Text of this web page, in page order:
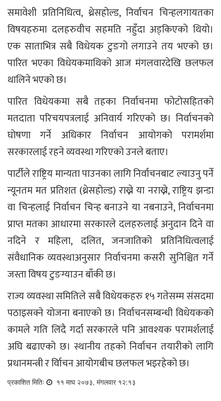
समावेशी प्रतिनिधित्व, थ्रेसहोल्ड, निर्वाचन चिन्हलगायतका
विषयहरुमा दलहरुवीच सहमति नहुँदा अड्किएको थियो।
एक साताभित्र सबै विधेयक टुङगो लगाउने तय भएको छ।
पारित भएका विधेयकमाथिको आज मंगलवारदेखि छलफल
थालिने भएको छ।
पारित विधेयकमा सबै तहका निर्वाचनमा फोटोसहितको
मतदाता परिचयपत्रलाई अनिवार्य गरिएको छ। निर्वाचनको
घोषणा गर्ने अधिकार निर्वाचन आयोगको परामर्शमा
सरकारलाई रहने व्यवस्था गरिएको उनले बताए।
पार्टीले राष्ट्रिय मान्यता पाउनका लागि निर्वाचनबाट ल्याउनु पर्ने
न्यूनतम मत प्रतिशत (थ्रेसहोल्ड) राख्ने या नराख्ने, राष्ट्रिय झन्डा
वा चिन्हलाई निर्वाचन चिन्ह बनाउने या नबनाउने, निर्वाचनमा
प्राप्त मतका आधारमा सरकारले दलहरुलाई अनुदान दिने वा
नदिने र महिला, दलित, जनजातिको प्रतिनिधित्वलाई
संवैधानिक व्यवस्थाअनुसार निर्वाचनमा कसरी सुनिश्चित गर्ने
जस्ता विषय टुङग्याउन बाँकी छ।
राज्य व्यवस्था समितिले सबै विधेयकहरु १५ गतेसम्म संसदमा
पठाइसक्ने योजना बनाएको छ। निर्वाचनसम्बन्धी विधेयकको
कामले गति लिंदै गर्दा सरकारले पनि आवश्यक परामर्शलाई
अघि बढाएको छ। स्थानीय तहको निर्वाचन तयारीको लागि
प्रधानमन्त्री र र्विाचन आयोगबीच छलफल भइरहेको छ।
प्रकाशित मितिः ११ माघ २०७३, मंगलवार १२:१३